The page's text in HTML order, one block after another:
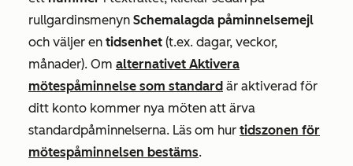
rullgardinsmenyn Schemalagda påminnelsemejl
och väljer en tidsenhet (t.ex. dagar, veckor,
månader). Om alternativet Aktivera
mötespåminnelse som standard är aktiverad för
ditt konto kommer nya möten att ärva
standardpåminnelserna. Läs om hur tidszonen för
mötespåminnelsen bestäms.